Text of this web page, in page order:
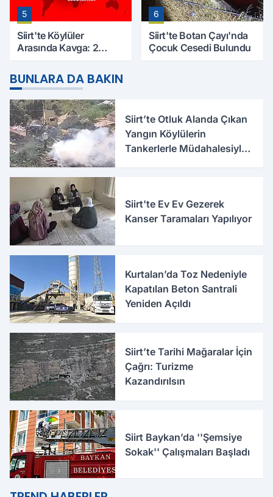
5
Siirt'te Köylüler
Arasında Kavga: 2
Ağır
6
Siirt'te Botan Çayı'nda
Çocuk Cesedi Bulundu
BUNLARA DA BAKIN
Siirt’te Otluk Alanda Çıkan
Yangın Köylülerin
Tankerlerle Müdahalesiyle
Siirt'te Ev Ev Gezerek
Kanser Taramaları Yapılıyor
Kurtalan’da Toz Nedeniyle
Kapatılan Beton Santrali
Yeniden Açıldı
Siirt’te Tarihi Mağaralar İçin
Çağrı: Turizme
Kazandırılsın
Siirt Baykan’da ''Şemsiye
Sokak'' Çalışmaları Başladı